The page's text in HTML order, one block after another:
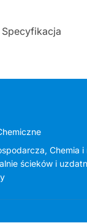
Specyfikacja
,Chemia i
ścieków i